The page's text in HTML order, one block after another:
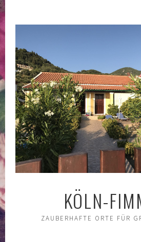
zum
Inhalt
KÖLN-
ZAUBERHAFTE ORTE FÜR